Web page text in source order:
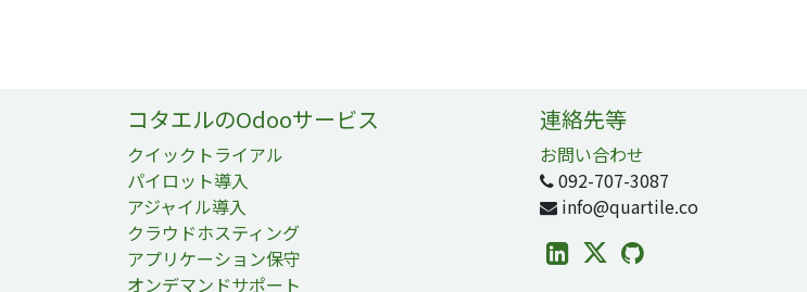
コタエルのOdooサービス
クイックトライアル
パイロット導入
アジャイル導入
クラウドホスティング
アプリケーション保守
オンデマンドサポート
連絡先等
お問い合わせ
092-707-3087
info@quartile.co